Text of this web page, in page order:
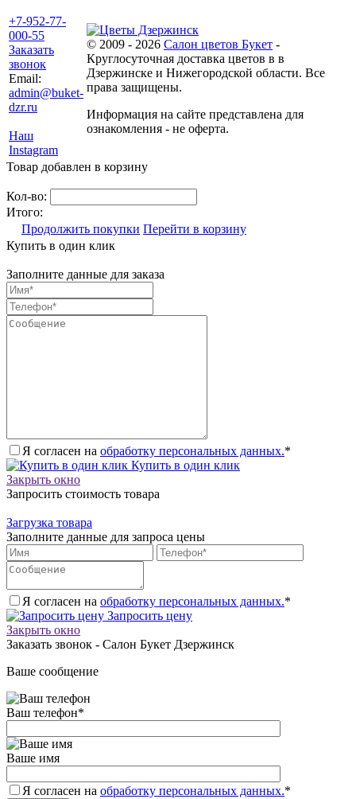
+7-952-77-
000-55
Заказать
звонок
Email:
admin@buket-
dzr.ru
Наш
Instagram
© 2009 - 2026 Салон цветов Букет -
Круглосуточная доставка цветов в в
Дзержинске и Нижегородской области. Все
права защищены.
Информация на сайте представлена для
ознакомления - не оферта.
Товар добавлен в корзину
Кол-во:
Итого:
Продолжить покупки Перейти в корзину
Купить в один клик
Заполните данные для заказа
Я согласен на обработку персональных данных.*
Купить в один клик
Закрыть окно
Запросить стоимость товара
Загрузка товара
Заполните данные для запроса цены
Я согласен на обработку персональных данных.*
Запросить цену
Закрыть окно
Заказать звонок - Салон Букет Дзержинск
Ваше сообщение
Ваш телефон*
Ваше имя
Я согласен на обработку персональных данных.*